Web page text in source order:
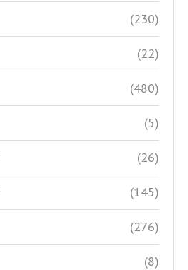
(230)
(22)
(480)
(5)
(26)
(145)
(276)
(8)